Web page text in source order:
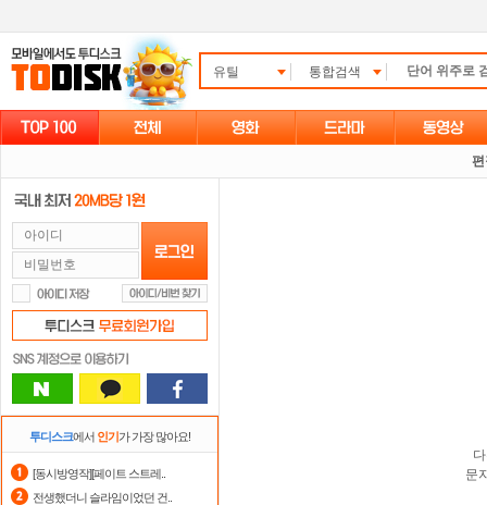
유틸 통합검색
투디스크에서 인기가 가장 많아요!
[동시방영작][페이트 스트레..
전생했더니 슬라임이었던 건..
문